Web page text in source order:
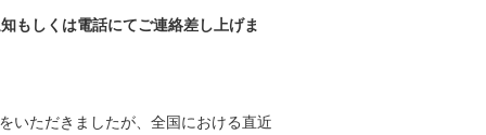
もしくは電話にてご連絡差し上げま
いただきましたが、全国における直近